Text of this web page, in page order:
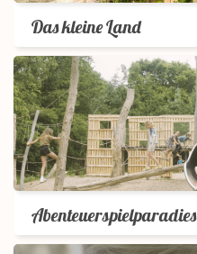
Das kleine Land
Abenteuerspielparadies